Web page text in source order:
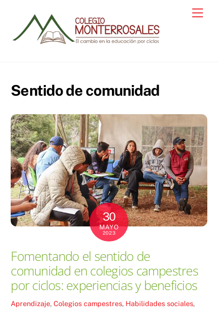
content
Sentido de comunidad
30
MAYO
2023
Fomentando el sentido de
comunidad en colegios campestres
por ciclos: experiencias y beneficios
Aprendizaje,Colegios campestres, Habilidades sociales,